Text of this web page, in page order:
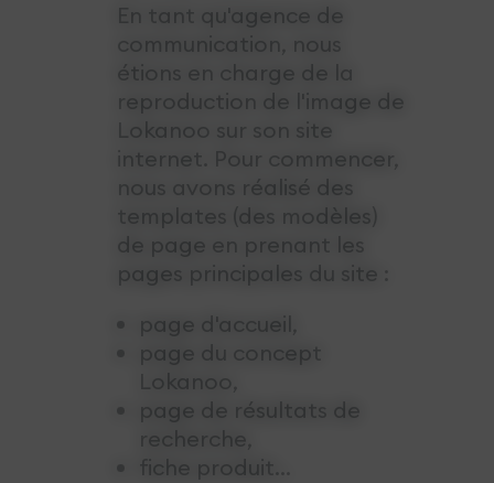
En tant qu'agence de
communication, nous
étions en charge de la
reproduction de l'image de
Lokanoo sur son site
internet. Pour commencer,
nous avons réalisé des
templates (des modèles)
de page en prenant les
pages principales du site :
page d'accueil,
page du concept
Lokanoo,
page de résultats de
recherche,
fiche produit...